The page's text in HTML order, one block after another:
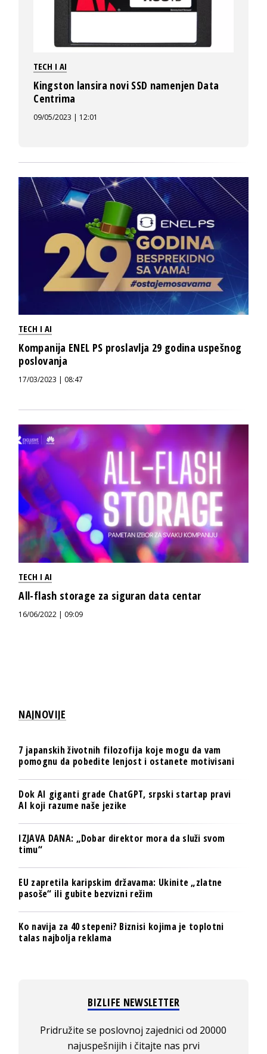
TECH I AI
Kingston lansira novi SSD namenjen Data
Centrima
09/05/2023 | 12:01
TECH I AI
Kompanija ENEL PS proslavlja 29 godina uspešnog
poslovanja
17/03/2023 | 08:47
TECH I AI
All-flash storage za siguran data centar
16/06/2022 | 09:09
NAJNOVIJE
7 japanskih životnih filozofija koje mogu da vam
pomognu da pobedite lenjost i ostanete motivisani
Dok AI giganti grade ChatGPT, srpski startap pravi
AI koji razume naše jezike
IZJAVA DANA: „Dobar direktor mora da služi svom
timu“
EU zapretila karipskim državama: Ukinite „zlatne
pasoše“ ili gubite bezvizni režim
Ko navija za 40 stepeni? Biznisi kojima je toplotni
talas najbolja reklama
BIZLIFE NEWSLETTER
Pridružite se poslovnoj zajednici od 20000
najuspešnijih i čitajte nas prvi